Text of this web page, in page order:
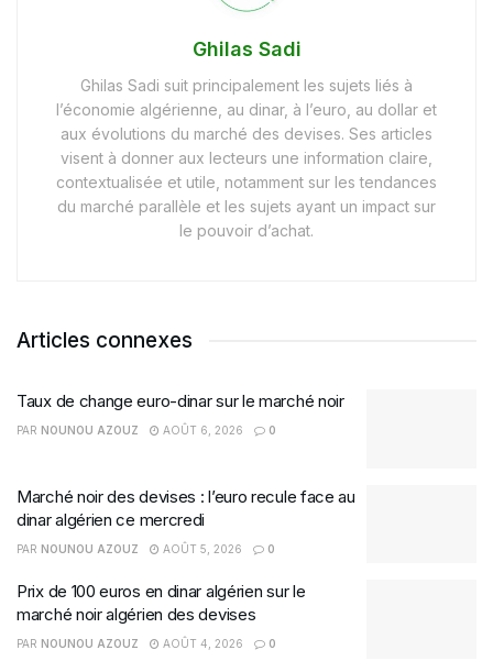
Ghilas Sadi
Ghilas Sadi suit principalement les sujets liés à
l’économie algérienne, au dinar, à l’euro, au dollar et
aux évolutions du marché des devises. Ses articles
visent à donner aux lecteurs une information claire,
contextualisée et utile, notamment sur les tendances
du marché parallèle et les sujets ayant un impact sur
le pouvoir d’achat.
Articles connexes
Taux de change euro-dinar sur le marché noir
PAR NOUNOU AZOUZ AOÛT 6, 2026 0
Marché noir des devises : l’euro recule face au
dinar algérien ce mercredi
PAR NOUNOU AZOUZ AOÛT 5, 2026 0
Prix de 100 euros en dinar algérien sur le
marché noir algérien des devises
PAR NOUNOU AZOUZ AOÛT 4, 2026 0